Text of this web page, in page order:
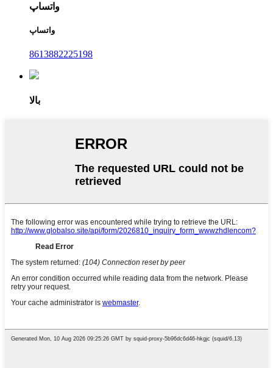
واتساپ
واتساپ
8613882225198
بالا